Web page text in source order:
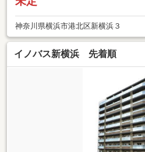
神奈川県横浜市港北区新横浜３
イノバス新横浜 先着順